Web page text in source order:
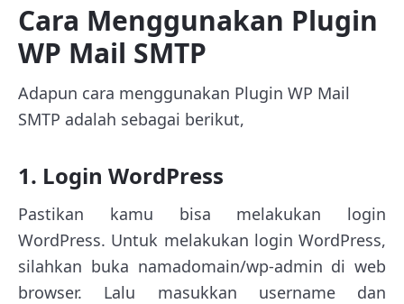
Cara Menggunakan Plugin
WP Mail SMTP
Adapun cara menggunakan Plugin WP Mail
SMTP adalah sebagai berikut,
1. Login WordPress
Pastikan kamu bisa melakukan login
WordPress. Untuk melakukan login WordPress,
silahkan buka namadomain/wp-admin di web
browser. Lalu masukkan username dan